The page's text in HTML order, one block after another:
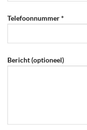
Telefoonnummer *
Bericht (optioneel)